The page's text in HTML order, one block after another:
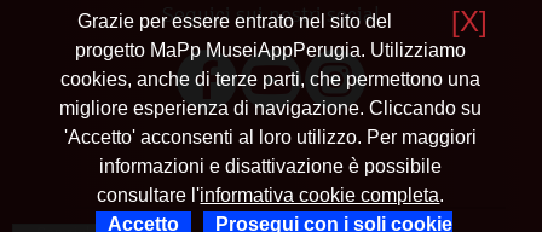
Seguici sui nostri social [X]
Grazie per essere entrato nel sito del
progetto MaPp MuseiAppPerugia. Utilizziamo
cookies, anche di terze parti, che permettono una
migliore esperienza di navigazione. Cliccando su
'Accetto' acconsenti al loro utilizzo. Per maggiori
informazioni e disattivazione è possibile
consultare l'informativa cookie completa.
Accetto
Prosegui con i soli cookie